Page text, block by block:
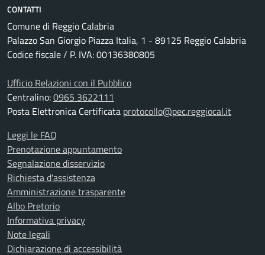
CONTATTI
Comune di Reggio Calabria
Palazzo San Giorgio Piazza Italia, 1 - 89125 Reggio Calabria
Codice fiscale / P. IVA: 00136380805
Ufficio Relazioni con il Pubblico
Centralino:0965 3622111
Posta Elettronica Certificata protocollo@pec.reggiocal.it
Leggi le FAQ
Prenotazione appuntamento
Segnalazione disservizio
Richiesta d'assistenza
Amministrazione trasparente
Albo Pretorio
Informativa privacy
Note legali
Dichiarazione di accessibilità